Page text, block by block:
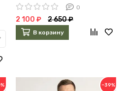
0
2 100 ₽ 2 650 ₽
В корзину
−39%